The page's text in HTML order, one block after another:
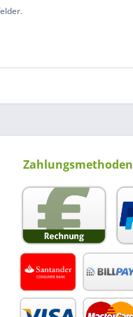
Zahlungsmethoden